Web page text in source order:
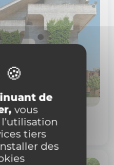
de
vous
tiers
des